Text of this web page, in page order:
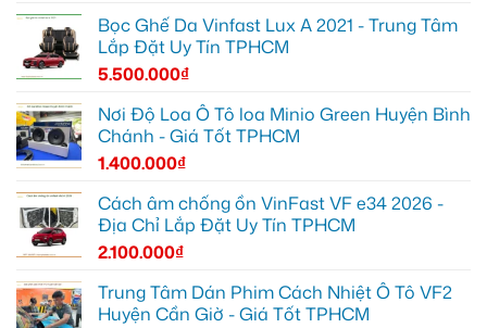
Bọc Ghế Da Vinfast Lux A 2021 - Trung Tâm
Lắp Đặt Uy Tín TPHCM
5.500.000₫
Nơi Độ Loa Ô Tô loa Minio Green Huyện Bình
Chánh - Giá Tốt TPHCM
1.400.000₫
Cách âm chống ồn VinFast VF e34 2026 -
Địa Chỉ Lắp Đặt Uy Tín TPHCM
2.100.000₫
Trung Tâm Dán Phim Cách Nhiệt Ô Tô VF2
Huyện Cần Giờ - Giá Tốt TPHCM